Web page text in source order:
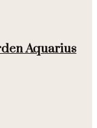
Aquarius